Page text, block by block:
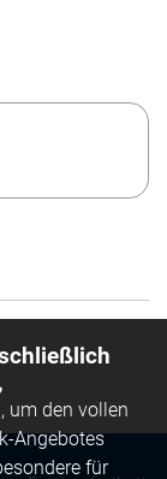
um den vollen
Angebotes
für